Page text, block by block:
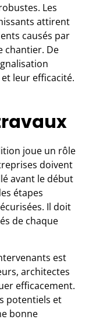
Les
attirent
causés par
chantier. De
leur efficacité.
joue un rôle
doivent
avant le début
étapes
Il doit
de chaque
est
architectes
efficacement.
potentiels et
bonne